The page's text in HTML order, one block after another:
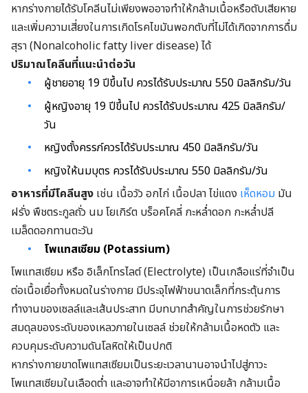
หากร่างกายได้รับโคลีนไม่เพียงพออาจทำให้กล้ามเนื้อหรือตับเสียหาย
และเพิ่มความเสี่ยงในการเกิดโรคไขมันพอกตับที่ไม่ได้เกิดจากการดื่ม
สุรา (Nonalcoholic fatty liver disease) ได้
ปริมาณโคลีนที่แนะนำต่อวัน
ผู้ชายอายุ 19 ปีขึ้นไป ควรได้รับประมาณ 550 มิลลิกรัม/วัน
ผู้หญิงอายุ 19 ปีขึ้นไป ควรได้รับประมาณ 425 มิลลิกรัม/
วัน
หญิงตั้งครรภ์ควรได้รับประมาณ 450 มิลลิกรัม/วัน
หญิงให้นมบุตร ควรได้รับประมาณ 550 มิลลิกรัม/วัน
อาหารที่มีโคลีนสูง เช่น เนื้อวัว อกไก่ เนื้อปลา ไข่แดง เห็ดหอม มัน
ฝรั่ง พืชตระกูลถั่ว นม โยเกิร์ต บร็อคโคลี่ กะหล่ำดอก กะหล่ำปลี
เมล็ดดอกทานตะวัน
โพแทสเซียม (Potassium)
โพแทสเซียม หรือ อิเล็กโทรไลต์ (Electrolyte) เป็นเกลือแร่ที่จำเป็น
ต่อเนื้อเยื่อทั้งหมดในร่างกาย มีประจุไฟฟ้าขนาดเล็กที่กระตุ้นการ
ทำงานของเซลล์และเส้นประสาท มีบทบาทสำคัญในการช่วยรักษา
สมดุลของระดับของเหลวภายในเซลล์ ช่วยให้กล้ามเนื้อหดตัว และ
ควบคุมระดับความดันโลหิตให้เป็นปกติ
หากร่างกายขาดโพแทสเซียมเป็นระยะเวลานานอาจนำไปสู่ภาวะ
โพแทสเซียมในเลือดต่ำ และอาจทำให้มีอาการเหนื่อยล้า กล้ามเนื้อ